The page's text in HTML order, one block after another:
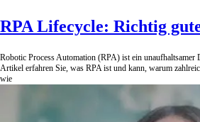
RPA Lifecycle: Richtig
Robotic Process Automation (RPA) ist ein unaufhaltsamer
Artikel erfahren Sie, was RPA ist und kann, warum
wie